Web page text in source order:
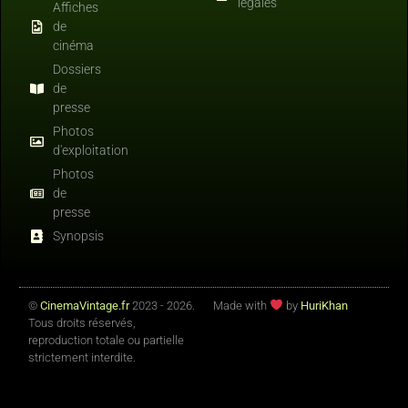
Affiches
de
cinéma
Dossiers
de
presse
Photos
d'exploitation
Photos
de
presse
Synopsis
© CinemaVintage.fr2023 - 2026.
Tous droits réservés,
reproduction totale ou partielle
strictement interdite.
Made with by HuriKhan